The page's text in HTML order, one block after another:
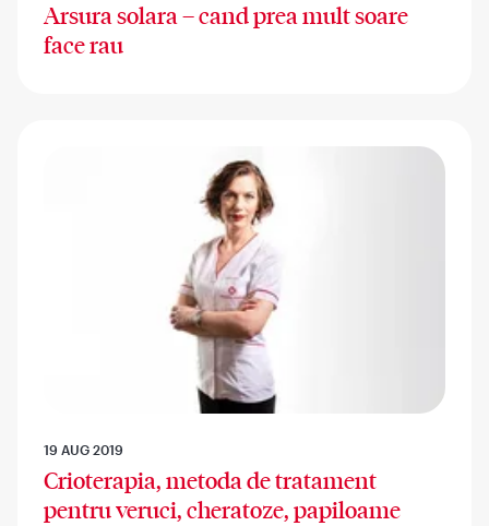
Arsura solara – cand prea mult soare
face rau
19 AUG 2019
Crioterapia, metoda de tratament
pentru veruci, cheratoze, papiloame